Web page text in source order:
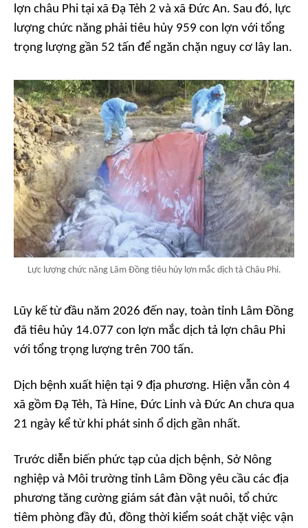
lợn châu Phi tại xã Đạ Tẻh 2 và xã Đức An. Sau đó, lực
lượng chức năng phải tiêu hủy 959 con lợn với tổng
trọng lượng gần 52 tấn để ngăn chặn nguy cơ lây lan.
Lực lượng chức năng Lâm Đồng tiêu hủy lợn mắc dịch tả Châu Phi.
Lũy kế từ đầu năm 2026 đến nay, toàn tỉnh Lâm Đồng
đã tiêu hủy 14.077 con lợn mắc dịch tả lợn châu Phi
với tổng trọng lượng trên 700 tấn.
Dịch bệnh xuất hiện tại 9 địa phương. Hiện vẫn còn 4
xã gồm Đạ Tẻh, Tà Hine, Đức Linh và Đức An chưa qua
21 ngày kể từ khi phát sinh ổ dịch gần nhất.
Trước diễn biến phức tạp của dịch bệnh, Sở Nông
nghiệp và Môi trường tỉnh Lâm Đồng yêu cầu các địa
phương tăng cường giám sát đàn vật nuôi, tổ chức
tiêm phòng đầy đủ, đồng thời kiểm soát chặt việc vận